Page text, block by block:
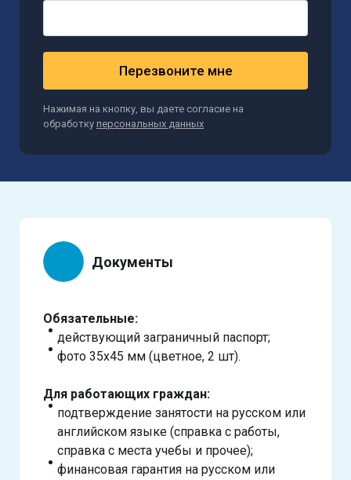
Перезвоните мне
Нажимая на кнопку, вы даете согласие на
обработку персональных данных
Документы
Обязательные:
действующий заграничный паспорт;
фото 35х45 мм (цветное, 2 шт).
Для работающих граждан:
подтверждение занятости на русском или
английском языке (справка с работы,
справка с места учебы и прочее);
финансовая гарантия на русском или